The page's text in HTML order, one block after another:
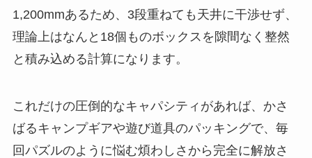
1,200mmあるため、3段重ねても天井に干渉せず、
理論上はなんと18個ものボックスを隙間なく整然
と積み込める計算になります。
これだけの圧倒的なキャパシティがあれば、かさ
ばるキャンプギアや遊び道具のパッキングで、毎
回パズルのように悩む煩わしさから完全に解放さ